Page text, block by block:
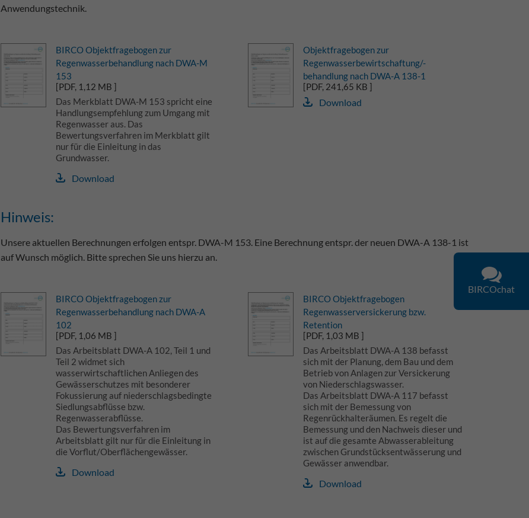
Anwendungstechnik.
BIRCO Objektfragebogen zur
Regenwasserbehandlung nach DWA-M
153
[PDF, 1,12 MB ]
Das Merkblatt DWA-M 153 spricht eine
Handlungsempfehlung zum Umgang mit
Regenwasser aus. Das
Bewertungsverfahren im Merkblatt gilt
nur für die Einleitung in das
Grundwasser.
Download
Objektfragebogen zur
Regenwasserbewirtschaftung/-
behandlung nach DWA-A 138-1
[PDF, 241,65 KB ]
Download
Hinweis:
Unsere aktuellen Berechnungen erfolgen entspr. DWA-M 153. Eine Berechnung entspr. der neuen DWA-A 138-1 ist
auf Wunsch möglich. Bitte sprechen Sie uns hierzu an.
BIRCO Objektfragebogen zur
Regenwasserbehandlung nach DWA-A
102
[PDF, 1,06 MB ]
Das Arbeitsblatt DWA-A 102, Teil 1 und
Teil 2 widmet sich
wasserwirtschaftlichen Anliegen des
Gewässerschutzes mit besonderer
Fokussierung auf niederschlagsbedingte
Siedlungsabflüsse bzw.
Regenwasserabflüsse.
Das Bewertungsverfahren im
Arbeitsblatt gilt nur für die Einleitung in
die Vorflut/Oberflächengewässer.
Download
BIRCO Objektfragebogen
Regenwasserversickerung bzw.
Retention
[PDF, 1,03 MB ]
Das Arbeitsblatt DWA-A 138 befasst
sich mit der Planung, dem Bau und dem
Betrieb von Anlagen zur Versickerung
von Niederschlagswasser.
Das Arbeitsblatt DWA-A 117 befasst
sich mit der Bemessung von
Regenrückhalteräumen. Es regelt die
Bemessung und den Nachweis dieser und
ist auf die gesamte Abwasserableitung
zwischen Grundstücksentwässerung und
Gewässer anwendbar.
Download
BIRCOchat